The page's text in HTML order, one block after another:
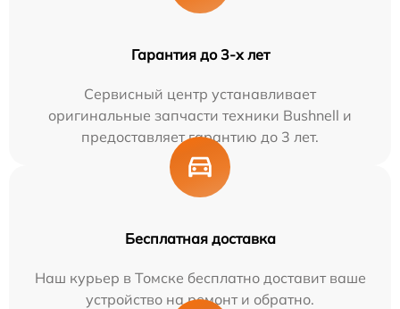
Гарантия до 3-х лет
Сервисный центр устанавливает
оригинальные запчасти техники Bushnell и
предоставляет гарантию до 3 лет.
Бесплатная доставка
Наш курьер в Томске бесплатно доставит ваше
устройство на ремонт и обратно.